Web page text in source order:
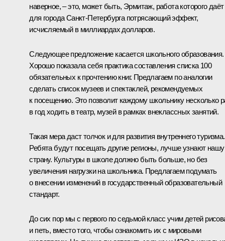
наверное, – это, может быть, Эрмитаж, работа которого даёт
для города Санкт-Петербурга потрясающий эффект,
исчисляемый в миллиардах долларов.
Следующее предложение касается школьного образования.
Хорошо показала себя практика составления списка 100
обязательных к прочтению книг. Предлагаем по аналогии
сделать список музеев и спектаклей, рекомендуемых
к посещению. Это позволит каждому школьнику несколько
в год ходить в театр, музей в рамках внеклассных занятий.
Такая мера даст толчок и для развития внутреннего туризма.
Ребята будут посещать другие регионы, лучше узнают нашу
страну. Культуры в школе должно быть больше, но без
увеличения нагрузки на школьника. Предлагаем подумать
о внесении изменений в государственный образовательный
стандарт.
До сих пор мы с первого по седьмой класс учим детей
и петь, вместо того, чтобы ознакомить их с мировыми